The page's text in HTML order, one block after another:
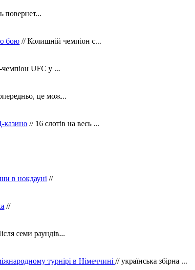
повернет...
бою // Колишній чемпіон с...
UFC у ...
це мож...
казино // 16 слотів на весь ...
в нокдауні //
//
семи раундів...
турнірі в Німеччині // українська збірна ...